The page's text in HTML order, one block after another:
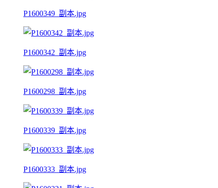
P1600349_副本.jpg
P1600342_副本.jpg
P1600298_副本.jpg
P1600339_副本.jpg
P1600333_副本.jpg